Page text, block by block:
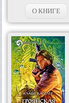
О КНИГЕ